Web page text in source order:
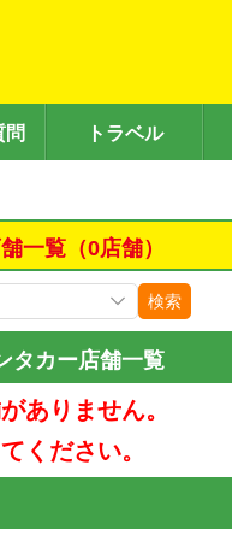
問 トラベル
一覧（0店舗）
検索
タカー店舗一覧
ありません。
ください。